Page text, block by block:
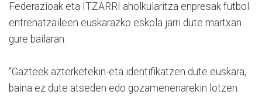
Federazioak eta ITZARRI aholkularitza enpresak futbol
entrenatzaileen euskarazko eskola jarri dute martxan
gure bailaran.
“Gazteek azterketekin-eta identifikatzen dute euskara,
baina ez dute atseden edo gozamenenarekin lotzen.